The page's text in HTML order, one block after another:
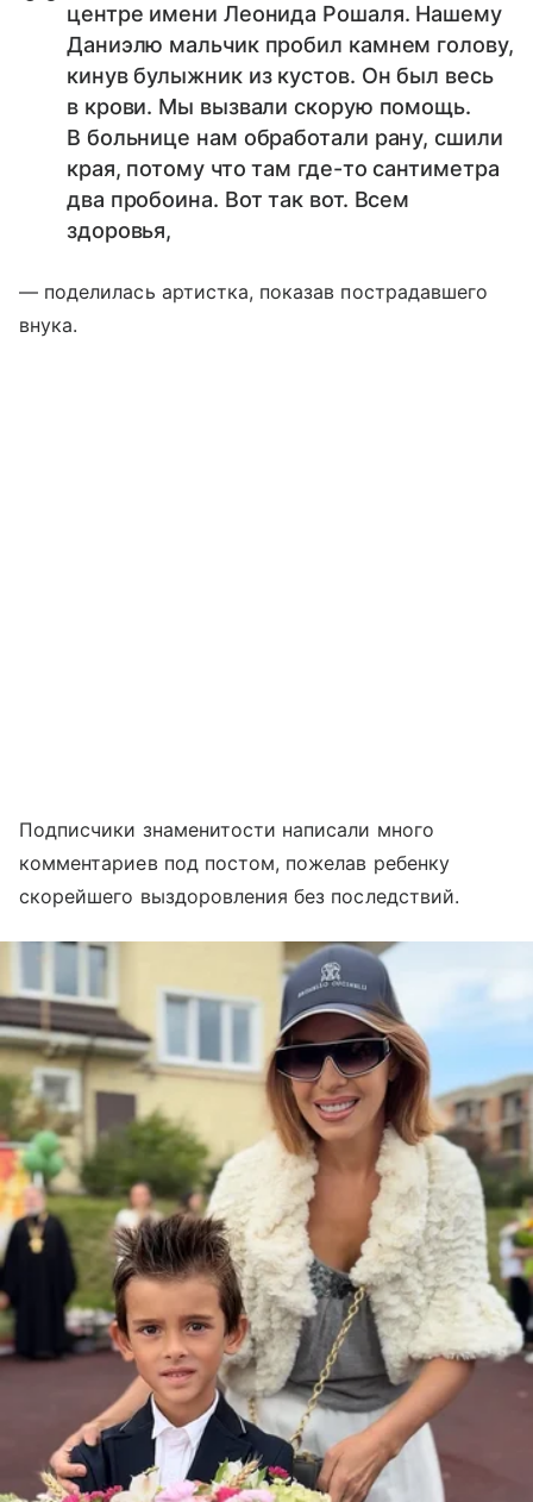
центре имени Леонида Рошаля. Нашему
Даниэлю мальчик пробил камнем голову,
кинув булыжник из кустов. Он был весь
в крови. Мы вызвали скорую помощь.
В больнице нам обработали рану, сшили
края, потому что там где-то сантиметра
два пробоина. Вот так вот. Всем
здоровья,
— поделилась артистка, показав пострадавшего
внука.
Подписчики знаменитости написали много
комментариев под постом, пожелав ребенку
скорейшего выздоровления без последствий.